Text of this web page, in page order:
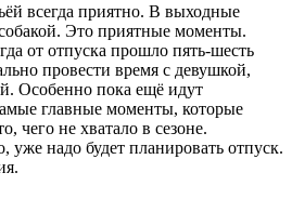
всегда приятно. В выходные
Это приятные моменты.
от отпуска прошло пять-шесть
провести время с девушкой,
Особенно пока ещё идут
главные моменты, которые
чего не хватало в сезоне.
уже надо будет планировать отпуск.